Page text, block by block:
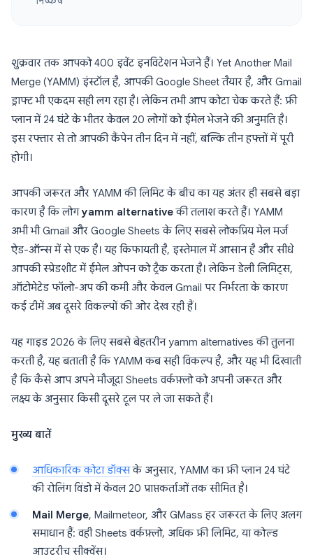
शुक्रवार तक आपको 400 इवेंट इनविटेशन भेजने हैं। Yet Another Mail
Merge (YAMM) इंस्टॉल है, आपकी Google Sheet तैयार है, और Gmail
ड्राफ्ट भी एकदम सही लग रहा है। लेकिन तभी आप कोटा चेक करते हैं: फ्री
प्लान में 24 घंटे के भीतर केवल 20 लोगों को ईमेल भेजने की अनुमति है।
इस रफ्तार से तो आपकी कैंपेन तीन दिन में नहीं, बल्कि तीन हफ्तों में पूरी
होगी।
आपकी जरूरत और YAMM की लिमिट के बीच का यह अंतर ही सबसे बड़ा
कारण है कि लोगyamm alternativeकी तलाश करते हैं। YAMM
अभी भी Gmail और Google Sheets के लिए सबसे लोकप्रिय मेल मर्ज
ऐड-ऑन्स में से एक है। यह किफायती है, इस्तेमाल में आसान है और सीधे
आपकी स्प्रेडशीट में ईमेल ओपन को ट्रैक करता है। लेकिन डेली लिमिट्स,
ऑटोमेटेड फॉलो-अप की कमी और केवल Gmail पर निर्भरता के कारण
कई टीमें अब दूसरे विकल्पों की ओर देख रही हैं।
यह गाइड 2026 के लिए सबसे बेहतरीन yamm alternatives की तुलना
करती है, यह बताती है कि YAMM कब सही विकल्प है, और यह भी दिखाती
है कि कैसे आप अपने मौजूदा Sheets वर्कफ़्लो को अपनी जरूरत और
लक्ष्य के अनुसार किसी दूसरे टूल पर ले जा सकते हैं।
मुख्य बातें
आधिकारिक कोटा डॉक्सके अनुसार, YAMM का फ्री प्लान 24 घंटे
की रोलिंग विंडो में केवल 20 प्राप्तकर्ताओं तक सीमित है।
Mail Merge, Mailmeteor, और GMass हर जरूरत के लिए अलग
समाधान हैं: वही Sheets वर्कफ़्लो, अधिक फ्री लिमिट, या कोल्ड
आउटरीच सीक्वेंस।